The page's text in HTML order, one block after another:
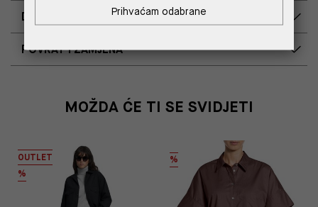
DOSTAVA
POVRAT I ZAMJENA
MOŽDA ĆE TI SE SVIDJETI
OUTLET
%
%
Prihvaćam odabrane